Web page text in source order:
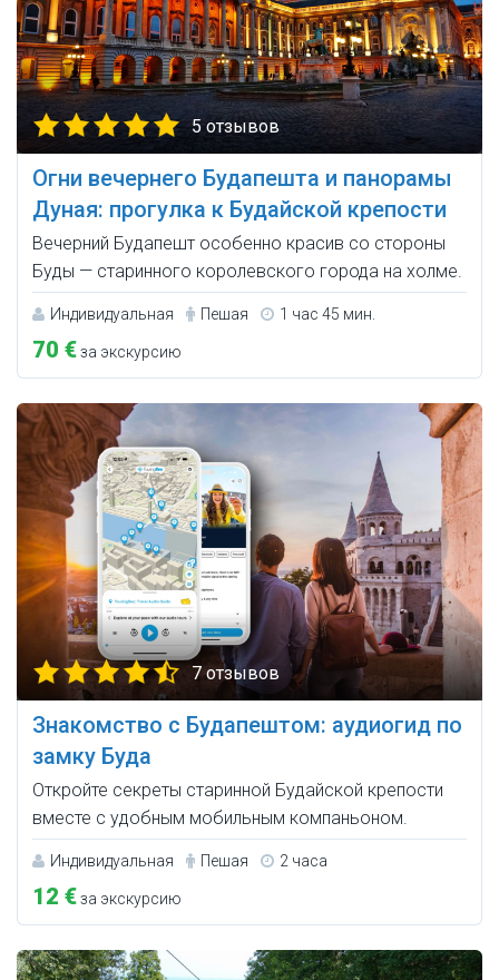
5 отзывов
Огни вечернего Будапешта и панорамы
Дуная: прогулка к Будайской крепости
Вечерний Будапешт особенно красив со стороны
Буды — старинного королевского города на холме.
Индивидуальная Пешая 1 час 45 мин.
70 €за экскурсию
7 отзывов
Знакомство с Будапештом: аудиогид по
замку Буда
Откройте секреты старинной Будайской крепости
вместе с удобным мобильным компаньоном.
Индивидуальная Пешая 2 часа
12 €за экскурсию